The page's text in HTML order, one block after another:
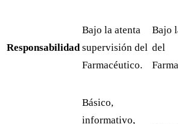
Responsabilidad
Bajo la atenta
supervisión del
Farmacéutico.
Bajo
del
Básico,
informativo,